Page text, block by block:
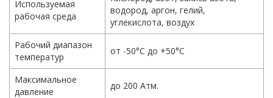
Используемая
рабочая среда
водород, аргон, гелий,
углекислота, воздух
Рабочий диапазон
температур
от -50°С до +50°С
Максимальное
давление
до 200 Атм.